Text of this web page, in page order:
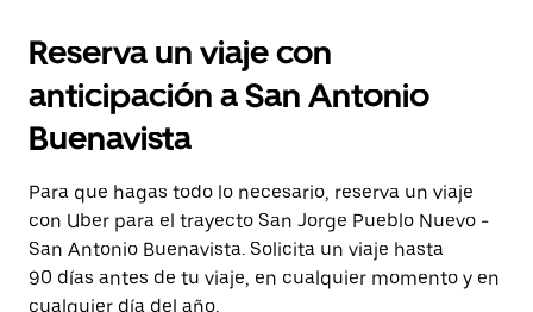
el
y
selecciona
una
Presiona
la
tecla Esc
para
cerrar
el
Reserva un viaje con
anticipación a San Antonio
Buenavista
Para que hagas todo lo necesario, reserva un viaje
con Uber para el trayecto San Jorge Pueblo Nuevo -
San Antonio Buenavista. Solicita un viaje hasta
90 días antes de tu viaje, en cualquier momento y en
cualquier día del año.